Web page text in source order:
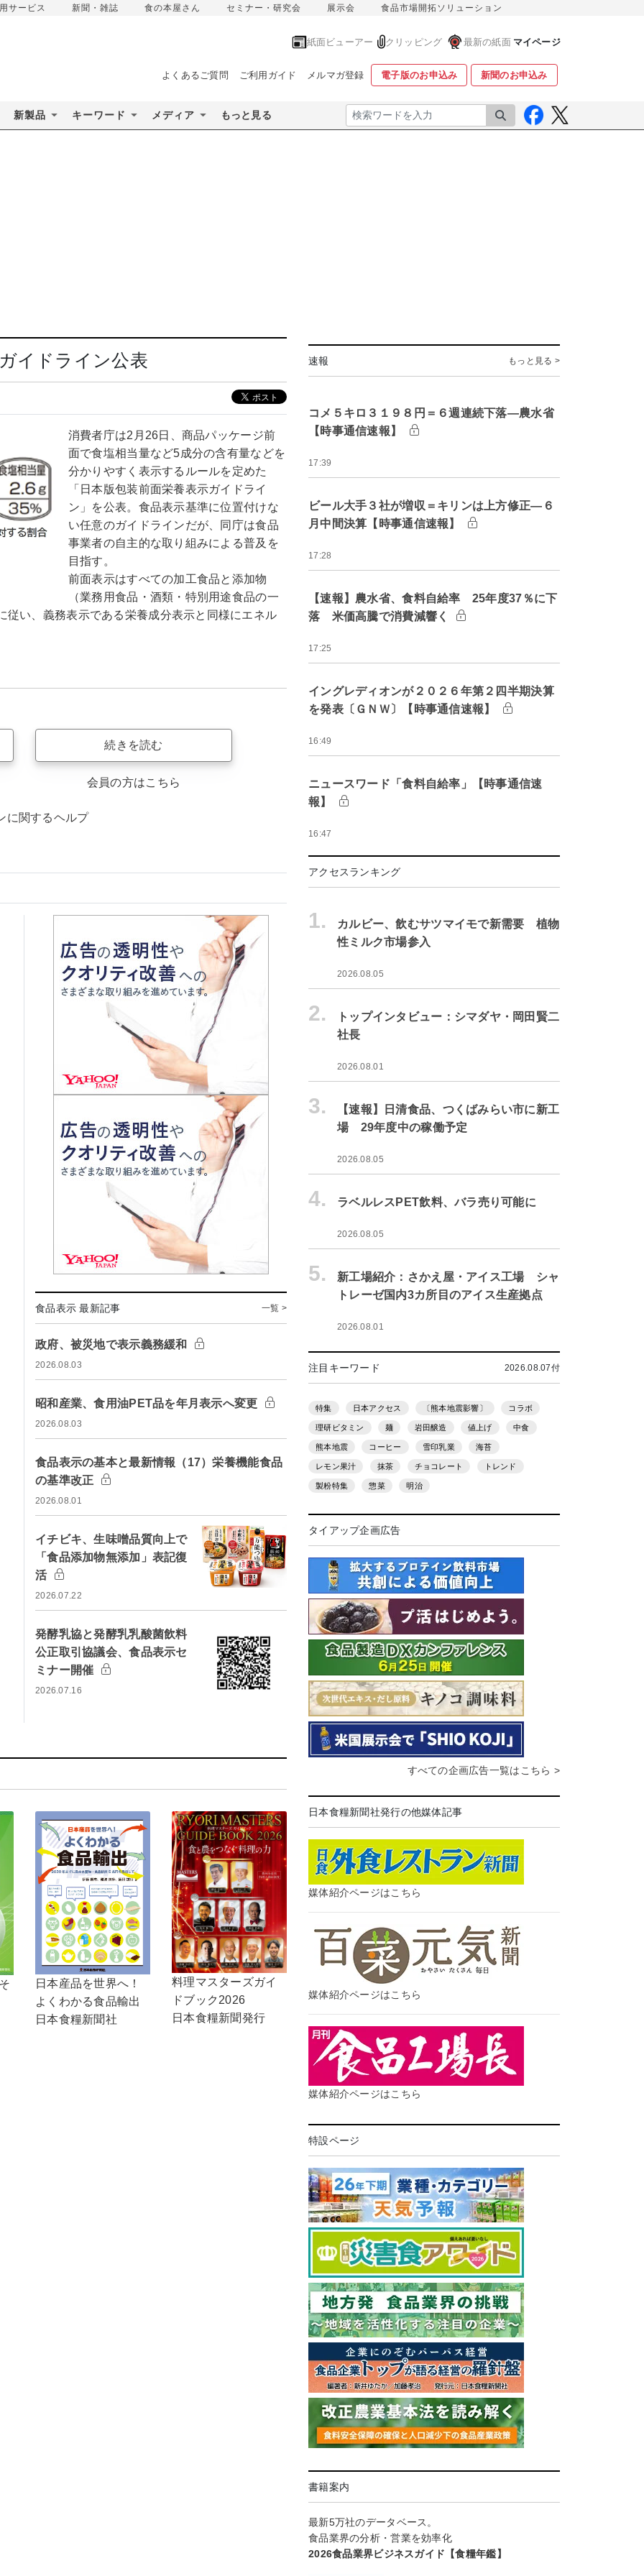
サービス 新聞・雑誌 食の本屋さん セミナー・研究会 展示会 食品市場開拓ソリューション
紙面ビューアー クリッピング 最新の紙面 マイページ
よくあるご質問 ご利用ガイド メルマガ登録 電子版のお申込み 新聞のお申込み
新製品 キーワード メディア もっと見る 検索
イドライン公表
消費者庁は2月26日、商品パッケージ前
面で食塩相当量など5成分の含有量などを
分かりやすく表示するルールを定めた
「日本版包装前面栄養表示ガイドライ
ン」を公表。食品表示基準に位置付けな
い任意のガイドラインだが、同庁は食品
事業者の自主的な取り組みによる普及を
目指す。
前面表示はすべての加工食品と添加物
（業務用食品・酒類・特別用途食品の一
い、義務表示である栄養成分表示と同様にエネル
続きを読む
会員の方はこちら
に関するヘルプ
食品表示 最新記事 一覧 >
政府、被災地で表示義務緩和
2026.08.03
昭和産業、食用油PET品を年月表示へ変更
2026.08.03
食品表示の基本と最新情報（17）栄養機能食品
の基準改正
2026.08.01
イチビキ、生味噌品質向上で
「食品添加物無添加」表記復
活
2026.07.22
発酵乳協と発酵乳乳酸菌飲料
公正取引協議会、食品表示セ
ミナー開催
2026.07.16
日本産品を世界へ！
よくわかる食品輸出
日本食糧新聞社
料理マスターズガイ
ドブック2026
日本食糧新聞発行
速報 もっと見る >
コメ５キロ３１９８円＝６週連続下落―農水省
【時事通信速報】
17:39
ビール大手３社が増収＝キリンは上方修正―６
月中間決算【時事通信速報】
17:28
【速報】農水省、食料自給率 25年度37％に下
落 米価高騰で消費減響く
17:25
イングレディオンが２０２６年第２四半期決算
を発表〔ＧＮＷ〕【時事通信速報】
16:49
ニュースワード「食料自給率」【時事通信速
報】
16:47
アクセスランキング
1.
カルビー、飲むサツマイモで新需要 植物
性ミルク市場参入
2026.08.05
2.
トップインタビュー：シマダヤ・岡田賢二
社長
2026.08.01
3.
【速報】日清食品、つくばみらい市に新工
場 29年度中の稼働予定
2026.08.05
4. ラベルレスPET飲料、バラ売り可能に
2026.08.05
5.
新工場紹介：さかえ屋・アイス工場 シャ
トレーゼ国内3カ所目のアイス生産拠点
2026.08.01
注目キーワード 2026.08.07付
特集 日本アクセス 〔熊本地震影響〕 コラボ
理研ビタミン 麺 岩田醸造 値上げ 中食
熊本地震 コーヒー 雪印乳業 海苔
レモン果汁 抹茶 チョコレート トレンド
製粉特集 惣菜 明治
タイアップ企画広告
すべての企画広告一覧はこちら >
日本食糧新聞社発行の他媒体記事
媒体紹介ページはこちら
媒体紹介ページはこちら
媒体紹介ページはこちら
特設ページ
書籍案内
最新5万社のデータベース。
食品業界の分析・営業を効率化
2026食品業界ビジネスガイド【食糧年鑑】